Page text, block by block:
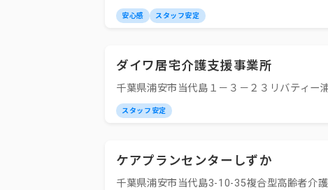
安心感 スタッフ安定
ダイワ居宅介護支援事業所
千葉県浦安市当代島１－３－２３リバティー
スタッフ安定
ケアプランセンターしずか
千葉県浦安市当代島3-10-35複合型高齢者介